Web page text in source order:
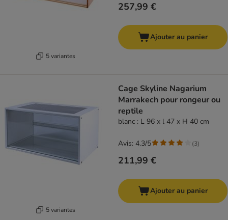
5 variantes
257,99 €
Ajouter au panier
5 variantes
Cage Skyline Nagarium
Marrakech pour rongeur ou
reptile
blanc : L 96 x l 47 x H 40 cm
211,99 €
Avis: 4.3/5 (3)
Ajouter au panier